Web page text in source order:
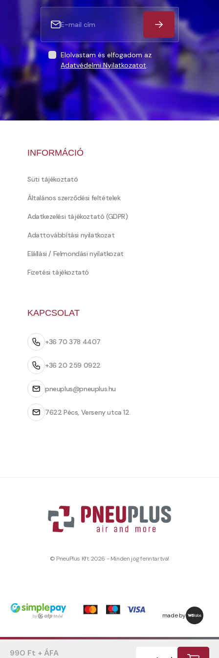
990 Ft + ÁFA
Elolvastam és elfogadom az
Adatvédelmi Nyilatkozatot.
INFORMÁCIÓ
Süti tájékoztató
Általános szerződési feltételek
Adatkezelési tájékoztató (GDPR)
Adattovábbítási nyilatkozat
Elállási / Felmondási nyilatkozat
Fizetési tájékoztató
KAPCSOLAT
+36 70 378 4407
+36 20 259 0922
pneuplus@pneuplus.hu
7622 Pécs, Verseny utca 12.
© PneuPlus Kft. 2026 - Minden jog fenntartva!
made by